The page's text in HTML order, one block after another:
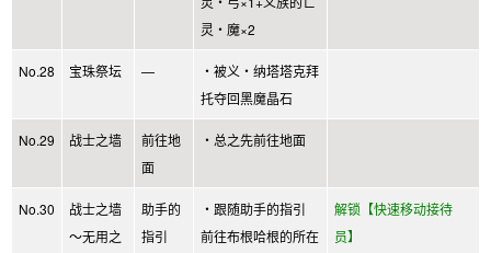
灵・魔×2
No.28 宝珠祭坛 —
・被义・纳塔塔克拜
托夺回黑魔晶石
No.29 战士之墙
前往地
面
・总之先前往地面
No.30
战士之墙
～无用之
助手的
指引
・跟随助手的指引
前往布根哈根的所在
解锁【快速移动接待
员】